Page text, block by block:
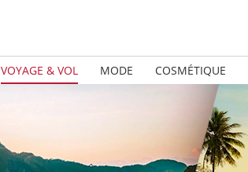
VOYAGE & VOL MODE COSMÉTIQUE